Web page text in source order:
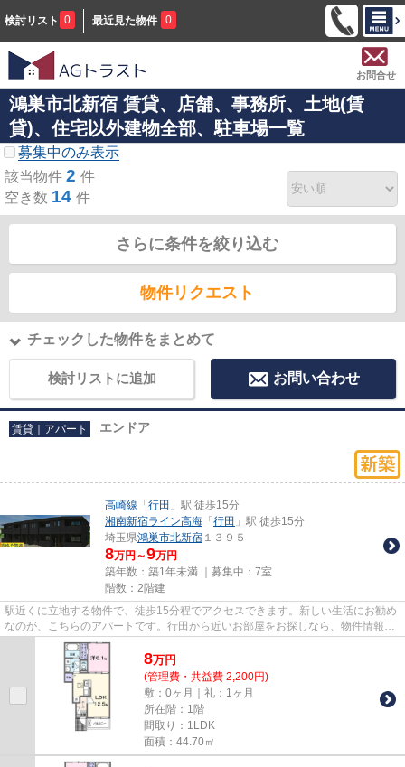
検討リスト 0 最近見た物件 0
お問合せ
鴻巣市北新宿 賃貸、店舗、事務所、土地(賃
貸)、住宅以外建物全部、駐車場一覧
募集中のみ表示
該当物件 2 件
空き数 14 件
さらに条件を絞り込む
物件リクエスト
チェックした物件をまとめて
検討リストに追加 お問い合わせ
賃貸｜アパート エンドア
高崎線 「 行田 」駅 徒歩15分
湘南新宿ライン高海 「 行田 」駅 徒歩15分
埼玉県鴻巣市北新宿 １３９５
8万円～9万円
築年数：築1年未満 ｜募集中： 7室
階数：2階建
駅近くに立地する物件で、徒歩15分程でアクセスできます。新しい生活にお勧め
なのが、こちらのアパートです。行田から近いお部屋をお探しなら、物件情報を
豊富に扱う当社にお問い合わ...
8万円
(管理費・共益費 2,200円)
敷：0ヶ月｜礼：1ヶ月
所在階：1階
間取り：1LDK
面積：44.70㎡